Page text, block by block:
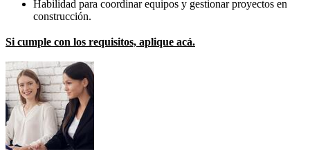
Habilidad para coordinar equipos y gestionar proyectos en
construcción.
Si cumple con los requisitos, aplique acá.